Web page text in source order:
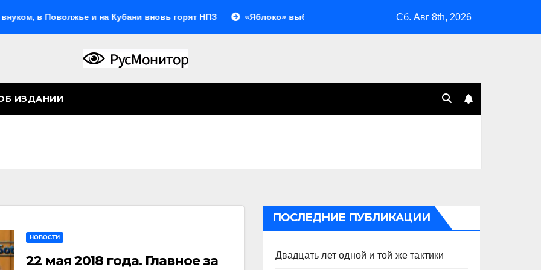
и на Кубани вновь горят НПЗ «Яблоко» выбрало Генеральная принудка с изоляцией
Сб. Авг 8th, 2026
ИЗДАНИИ
НОВОСТИ
22 мая 2018 года. Главное за
ПОСЛЕДНИЕ ПУБЛИКАЦИИ
Двадцать лет одной и той же тактики